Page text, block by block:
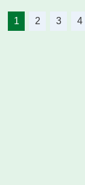
1 2 3 4